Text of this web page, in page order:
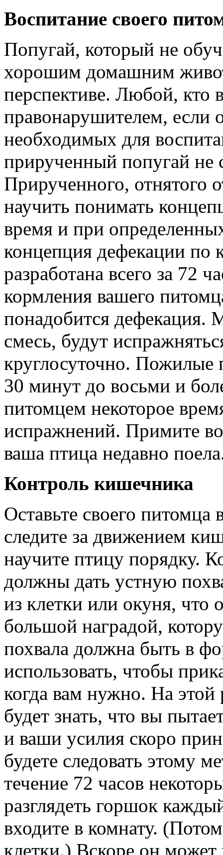
Воспитание своего
Попугай, который не
хорошим домашним
перспективе. Любой, кто
правонарушителем, если
необходимых для
прирученный попугай не
Прирученного, отнятого
научить понимать
время и при
концепция дефекации по
разработана всего за 72
кормления вашего
понадобится
смесь, будут
круглосуточно. Пожилые
30 минут до восьми и
питомцем некоторое
испражнений. Примите
ваша птица недавно
Контроль кишечника
Оставьте своего питомца
следите за движением
научите птицу порядку.
должны дать устную
из клетки или окуня, что
большой наградой,
похвала должна быть в
использовать, чтобы
когда вам нужно. На
будет знать, что вы
и ваши усилия скоро
будете следовать этому
течение 72 часов
разглядеть горшок
входите в комнату.
клетки.) Вскоре он